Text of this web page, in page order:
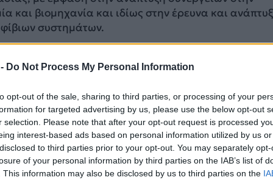
Do Not Process My Personal Information
opt-out of the sale, sharing to third parties, or processing of your
for targeted advertising by us, please use the below opt-out
selection. Please note that after your opt-out request is processed
interest-based ads based on personal information utilized by us
to third parties prior to your opt-out. You may separately
of your personal information by third parties on the IAB’s list of
This information may also be disclosed by us to third parties on the
και βιομηχανία και ιδίως στην έρευνα και
συστημάτων.
🇬🇷–🇵🇹 και φυσικά είχαμε την ευκαιρία να
τα μεταγωγικά αεροσκάφη Embraer C-390, τα Μη
n8v68ZmIzj
May 7, 2026
ΔΙΑΦΗΜΙΣΗ